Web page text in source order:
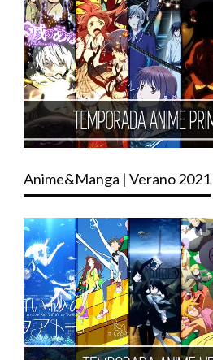
Anime&Manga | Verano 2021